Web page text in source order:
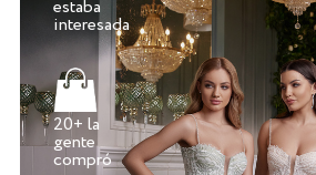
estaba
interesada
20+ la
gente
compró